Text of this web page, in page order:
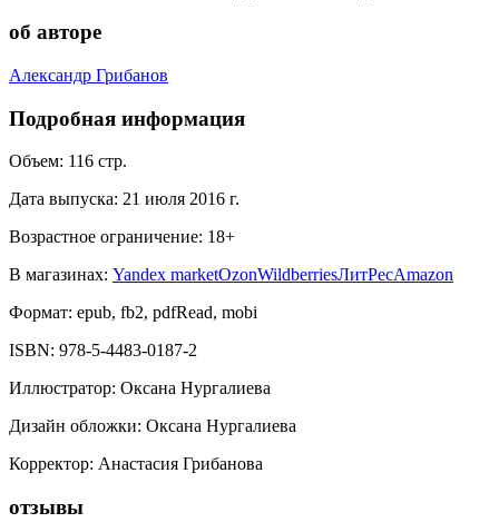
об авторе
Александр Грибанов
Подробная информация
Объем: 116 стр.
Дата выпуска: 21 июля 2016 г.
Возрастное ограничение: 18+
В магазинах: Yandex marketOzonWildberriesЛитРесAmazon
Формат: epub, fb2, pdfRead, mobi
ISBN: 978-5-4483-0187-2
Иллюстратор: Оксана Нургалиева
Дизайн обложки: Оксана Нургалиева
Корректор: Анастасия Грибанова
отзывы